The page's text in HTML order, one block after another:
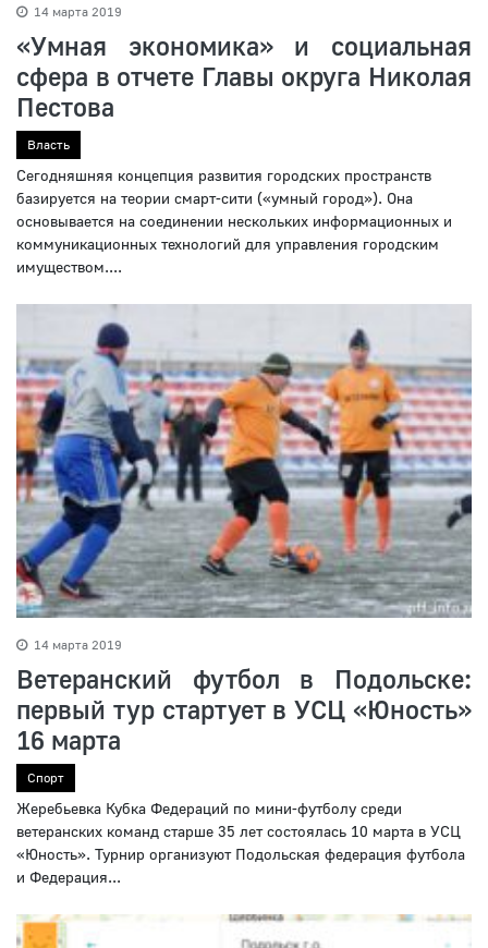
14 марта 2019
«Умная экономика» и социальная
сфера в отчете Главы округа Николая
Пестова
Власть
Сегодняшняя концепция развития городских пространств
базируется на теории смарт-сити («умный город»). Она
основывается на соединении нескольких информационных и
коммуникационных технологий для управления городским
имуществом....
14 марта 2019
Ветеранский футбол в Подольске:
первый тур стартует в УСЦ «Юность»
16 марта
Спорт
Жеребьевка Кубка Федераций по мини-футболу среди
ветеранских команд старше 35 лет состоялась 10 марта в УСЦ
«Юность». Турнир организуют Подольская федерация футбола
и Федерация...